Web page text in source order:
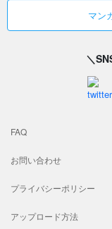
マン
＼
FAQ
お問い合わせ
プライバシーポリシー
アップロード方法